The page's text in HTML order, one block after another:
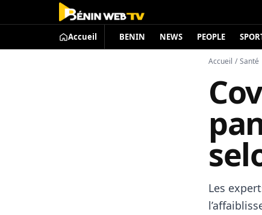
Accueil BENIN NEWS PEOPLE
Accueil / Santé
Les